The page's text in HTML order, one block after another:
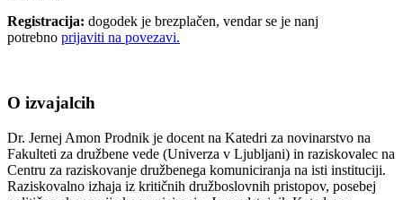
Registracija: dogodek je brezplačen, vendar se je nanj
potrebno prijaviti na povezavi.
O izvajalcih
Dr. Jernej Amon Prodnik je docent na Katedri za novinarstvo na
Fakulteti za družbene vede (Univerza v Ljubljani) in raziskovalec na
Centru za raziskovanje družbenega komuniciranja na isti instituciji.
Raziskovalno izhaja iz kritičnih družboslovnih pristopov, posebej